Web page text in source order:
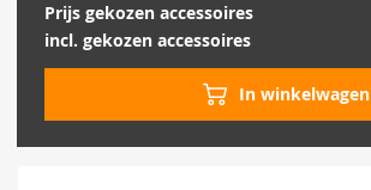
Prijs gekozen accessoires
incl. gekozen accessoires
In winkelwagen